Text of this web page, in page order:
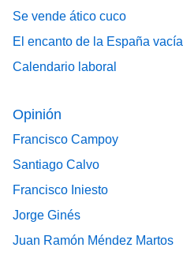
Se vende ático cuco
El encanto de la España vacía
Calendario laboral
Opinión
Francisco Campoy
Santiago Calvo
Francisco Iniesto
Jorge Ginés
Juan Ramón Méndez Martos